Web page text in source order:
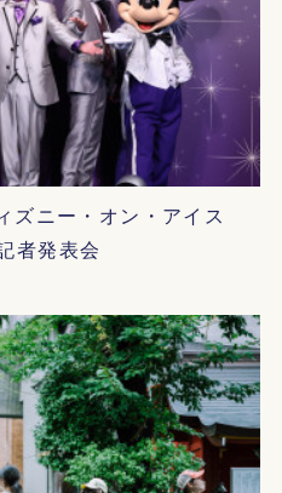
ズニー・オン・アイス
者発表会